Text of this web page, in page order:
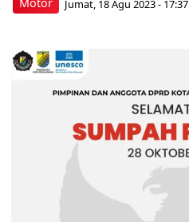
Jumat, 18 Agu 2023 - 17:37